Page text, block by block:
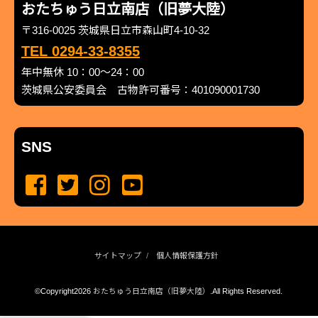
おたちゅう日立南店（旧夢大陸）
〒316-0025 茨城県日立市森山町4-10-32
TEL 0294-33-8355
年中無休 10：00～24：00
茨城県公安委員会 古物許可番号：401090001730
SNS
サイトマップ 個人情報保護方針
©Copyright2026 おたちゅう日立南店（旧夢大陸） .All Rights Reserved.